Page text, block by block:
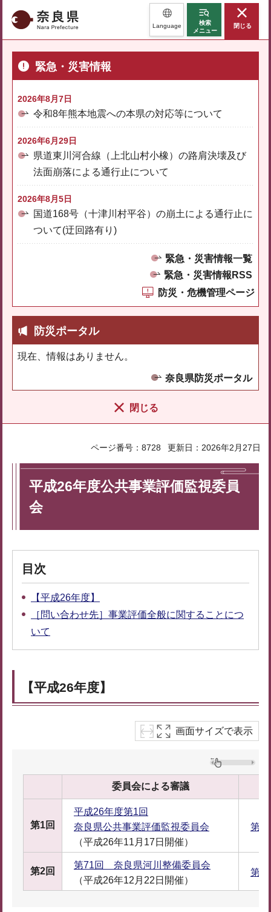
奈良県 Language
検索
メニュー
閉じる
緊急・災害情報
2026年8月7日
令和8年熊本地震への本県の対応等について
2026年6月29日
県道東川河合線（上北山村小橡）の路肩決壊及び
法面崩落による通行止について
2026年8月5日
国道168号（十津川村平谷）の崩土による通行止に
ついて(迂回路有り)
緊急・災害情報一覧
緊急・災害情報RSS
防災・危機管理ページ
防災ポータル
現在、情報はありません。
奈良県防災ポータル
閉じる
ページ番号：8728 更新日：2026年2月27日
平成26年度公共事業評価監視委員
会
目次
【平成26年度】
［問い合わせ先］事業評価全般に関することにつ
いて
【平成26年度】
画面サイズで表示
委員会による審議
第1回
平成26年度第1回
奈良県公共事業評価監視委員会
（平成26年11月17日開催）
第1
第2回
第71回 奈良県河川整備委員会
（平成26年12月22日開催）
第2